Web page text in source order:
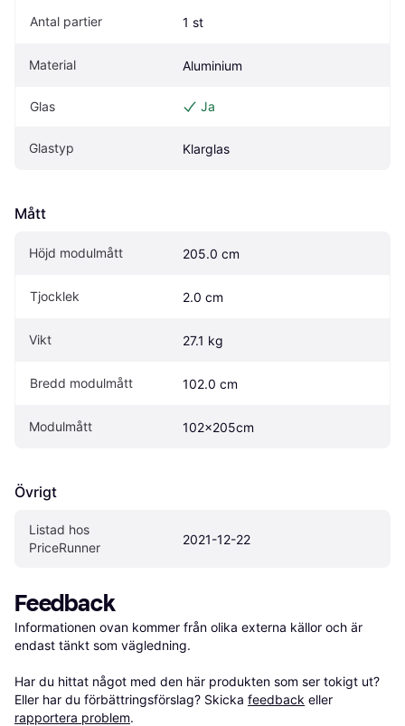
Antal partier 1 st
Material Aluminium
Glas Ja
Glastyp Klarglas
Mått
Höjd modulmått 205.0 cm
Tjocklek 2.0 cm
Vikt 27.1 kg
Bredd modulmått 102.0 cm
Modulmått 102x205cm
Övrigt
Listad hos
PriceRunner
2021-12-22
Feedback
Informationen ovan kommer från olika externa källor och är
endast tänkt som vägledning.
Har du hittat något med den här produkten som ser tokigt ut?
Eller har du förbättringsförslag? Skicka feedback eller
rapportera problem.